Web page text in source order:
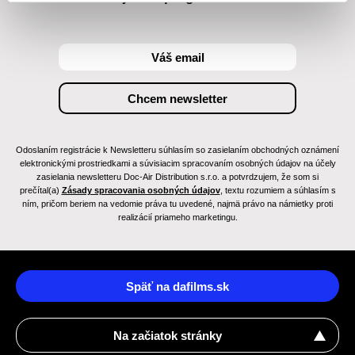
Odoslaním registrácie k Newsletteru súhlasím so zasielaním obchodných oznámení
elektronickými prostriedkami a súvisiacim spracovaním osobných údajov na účely
zasielania newsletteru Doc-Air Distribution s.r.o. a potvrdzujem, že som si
prečítal(a) Zásady spracovania osobných údajov, textu rozumiem a súhlasím s
ním, pričom beriem na vedomie práva tu uvedené, najmä právo na námietky proti
realizácií priameho marketingu.
Späť na dafilms.sk
Na začiatok stránky